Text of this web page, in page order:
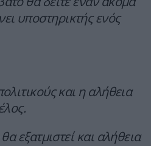
υποστηρικτής ενός
και η αλήθεια
εξατμιστεί και αλήθεια